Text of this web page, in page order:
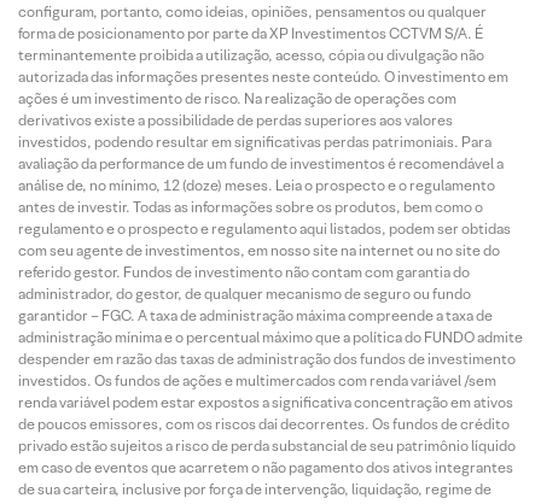
configuram, portanto, como ideias, opiniões, pensamentos ou qualquer
forma de posicionamento por parte da XP Investimentos CCTVM S/A. É
terminantemente proibida a utilização, acesso, cópia ou divulgação não
autorizada das informações presentes neste conteúdo. O investimento em
ações é um investimento de risco. Na realização de operações com
derivativos existe a possibilidade de perdas superiores aos valores
investidos, podendo resultar em significativas perdas patrimoniais. Para
avaliação da performance de um fundo de investimentos é recomendável a
análise de, no mínimo, 12 (doze) meses. Leia o prospecto e o regulamento
antes de investir. Todas as informações sobre os produtos, bem como o
regulamento e o prospecto e regulamento aqui listados, podem ser obtidas
com seu agente de investimentos, em nosso site na internet ou no site do
referido gestor. Fundos de investimento não contam com garantia do
administrador, do gestor, de qualquer mecanismo de seguro ou fundo
garantidor – FGC. A taxa de administração máxima compreende a taxa de
administração mínima e o percentual máximo que a política do FUNDO admite
despender em razão das taxas de administração dos fundos de investimento
investidos. Os fundos de ações e multimercados com renda variável /sem
renda variável podem estar expostos a significativa concentração em ativos
de poucos emissores, com os riscos daí decorrentes. Os fundos de crédito
privado estão sujeitos a risco de perda substancial de seu patrimônio líquido
em caso de eventos que acarretem o não pagamento dos ativos integrantes
de sua carteira, inclusive por força de intervenção, liquidação, regime de